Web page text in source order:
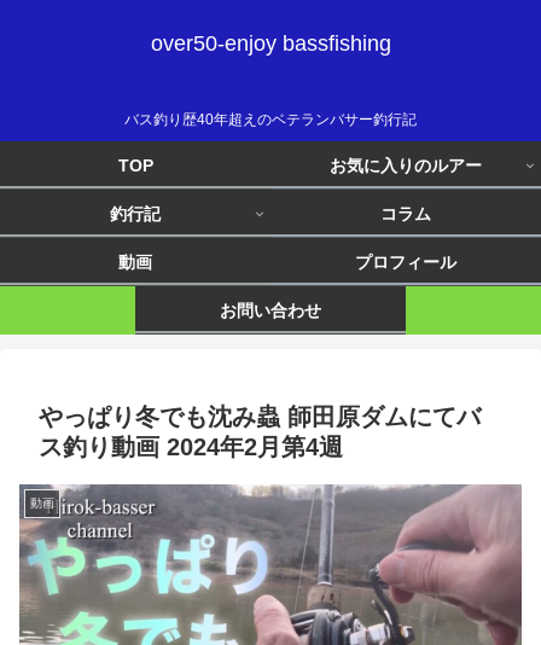
over50-enjoy bassfishing
バス釣り歴40年超えのベテランバサー釣行記
TOP お気に入りのルアー
釣行記 コラム
動画 プロフィール
お問い合わせ
やっぱり冬でも沈み蟲 師田原ダムにてバ
ス釣り動画 2024年2月第4週
動画